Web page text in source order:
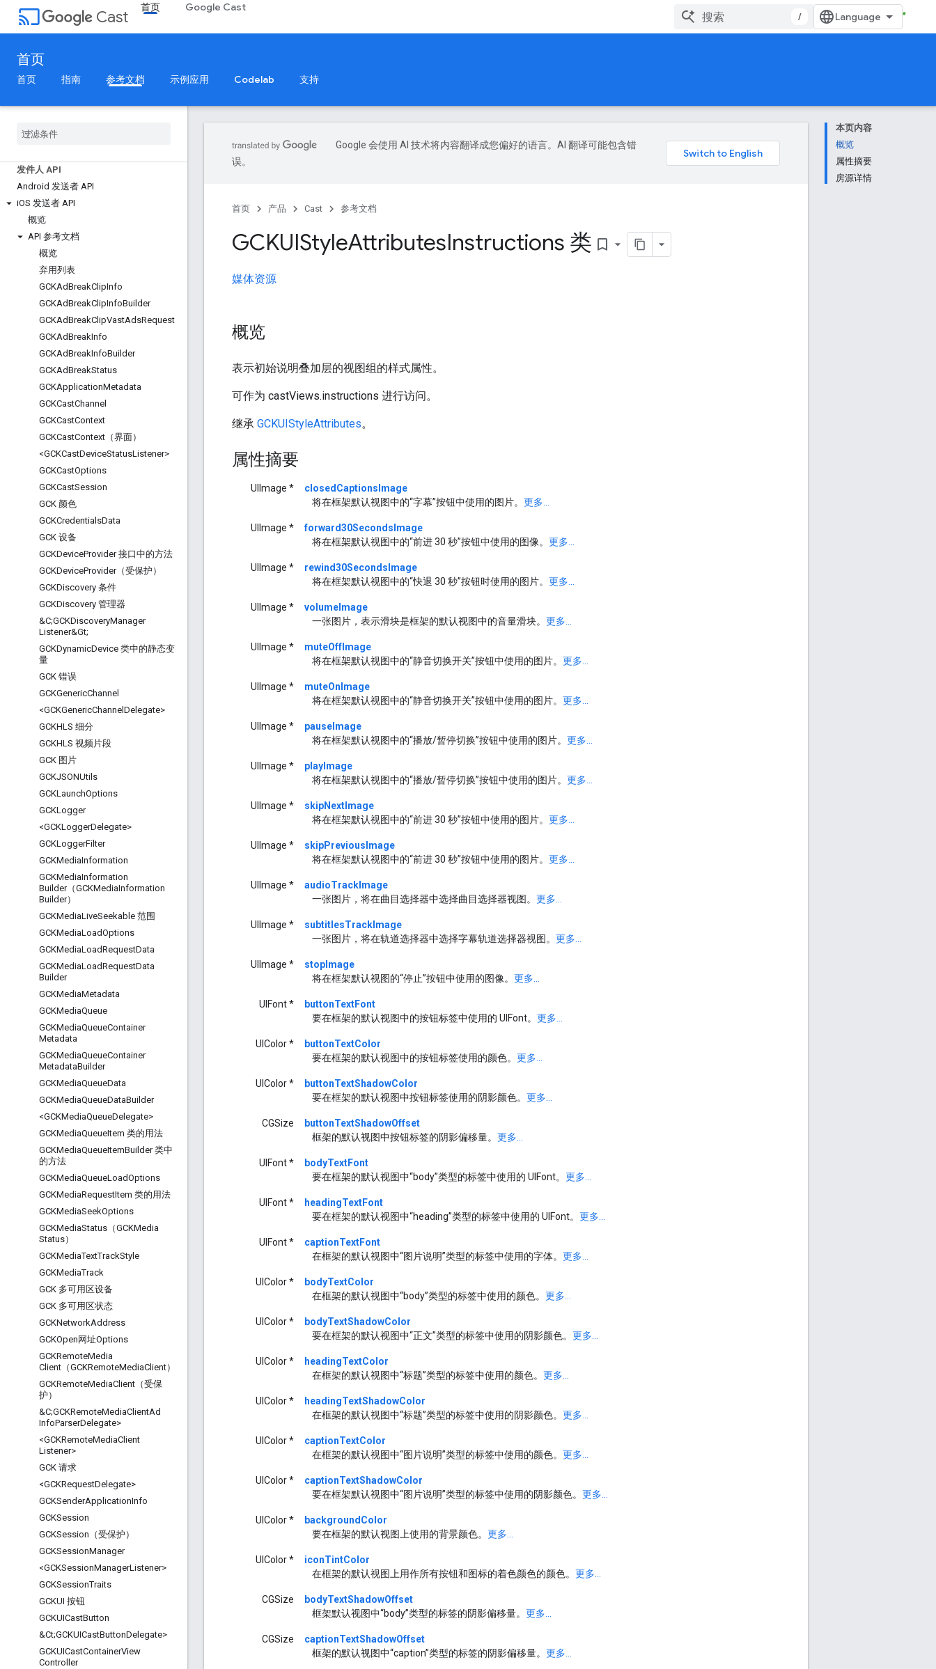
cast Cast
首页 Google Cast
/
首页
首页 指南 参考文档 示例应用 Codelab 支持
Cast 参考文档
Web 接收器 SDK 预览网址
发件人 API
Android 发送者 API
iOS 发送者 API
概览
API 参考文档
概览
弃用列表
GCKAdBreakClipInfo
GCKAdBreakClipInfoBuilder
GCKAdBreakClipVastAdsRequest
GCKAdBreakInfo
GCKAdBreakInfoBuilder
GCKAdBreakStatus
GCKApplicationMetadata
GCKCastChannel
GCKCastContext
GCKCastContext（界面）
<GCKCastDeviceStatusListener>
GCKCastOptions
GCKCastSession
GCK 颜色
GCKCredentialsData
GCK 设备
GCKDeviceProvider 接口中的方法
GCKDeviceProvider（受保护）
GCKDiscovery 条件
GCKDiscovery 管理器
&C;GCKDiscoveryManager
Listener&Gt;
GCKDynamicDevice 类中的静态变
量
GCK 错误
GCKGenericChannel
<GCKGenericChannel Delegate>
GCKHLS 细分
GCKHLS 视频片段
GCK 图片
GCKJSONUtils
GCKLaunchOptions
GCKLogger
<GCKLoggerDelegate>
GCKLoggerFilter
GCKMediaInformation
GCKMediaInformation
Builder（GCKMediaInformation
Builder）
GCKMediaLiveSeekable 范围
GCKMediaLoadOptions
GCKMediaLoadRequestData
GCKMediaLoadRequestData
Builder
GCKMediaMetadata
GCKMediaQueue
GCKMediaQueueContainer
Metadata
GCKMediaQueueContainer
MetadataBuilder
GCKMediaQueueData
GCKMediaQueueDataBuilder
<GCKMediaQueueDelegate>
GCKMediaQueueItem 类的用法
GCKMediaQueueItemBuilder 类中
的方法
GCKMediaQueueLoadOptions
GCKMediaRequestItem 类的用法
GCKMediaSeekOptions
GCKMediaStatus（GCKMedia
Status）
GCKMediaTextTrackStyle
GCKMediaTrack
GCK 多可用区设备
GCK 多可用区状态
GCKNetworkAddress
GCKOpen网址Options
GCKRemoteMedia
Client（GCKRemoteMediaClient）
GCKRemoteMediaClient（受保
护）
&C;GCKRemoteMediaClientAd
InfoParserDelegate>
<GCKRemoteMediaClient
Listener>
GCK 请求
<GCKRequestDelegate>
GCKSenderApplicationInfo
GCKSession
GCKSession（受保护）
GCKSessionManager
<GCKSessionManagerListener>
GCKSessionTraits
GCKUI 按钮
GCKUICastButton
&Ct;GCKUICastButtonDelegate>
GCKUICastContainerView
Controller
本页内容
概览
属性摘要
房源详情
Google 会使用 AI 技术将内容翻译成您偏好的语言。AI 翻译可能包含错
误。
首页 产品 Cast 参考文档
GCKUIStyleAttributesInstructions 类 bookmark_border
媒体资源
概览
表示初始说明叠加层的视图组的样式属性。
可作为 castViews.instructions 进行访问。
继承 GCKUIStyleAttributes。
属性摘要
UIImage *
closedCaptionsImage
将在框架默认视图中的“字幕”按钮中使用的图片。 更多...
UIImage *
forward30SecondsImage
将在框架默认视图中的“前进 30 秒”按钮中使用的图像。 更多...
UIImage *
rewind30SecondsImage
将在框架默认视图中的“快退 30 秒”按钮时使用的图片。 更多...
UIImage *
volumeImage
一张图片，表示滑块是框架的默认视图中的音量滑块。 更多...
UIImage *
muteOffImage
将在框架默认视图中的“静音切换开关”按钮中使用的图片。 更多...
UIImage *
muteOnImage
将在框架默认视图中的“静音切换开关”按钮中使用的图片。 更多...
UIImage *
pauseImage
将在框架默认视图中的“播放/暂停切换”按钮中使用的图片。 更多...
UIImage *
playImage
将在框架默认视图中的“播放/暂停切换”按钮中使用的图片。 更多...
UIImage *
skipNextImage
将在框架默认视图中的“前进 30 秒”按钮中使用的图片。 更多...
UIImage *
skipPreviousImage
将在框架默认视图中的“前进 30 秒”按钮中使用的图片。 更多...
UIImage *
audioTrackImage
一张图片，将在曲目选择器中选择曲目选择器视图。 更多...
UIImage *
subtitlesTrackImage
一张图片，将在轨道选择器中选择字幕轨道选择器视图。 更多...
UIImage *
stopImage
将在框架默认视图的“停止”按钮中使用的图像。 更多...
UIFont *
buttonTextFont
要在框架的默认视图中的按钮标签中使用的 UIFont。 更多...
UIColor *
buttonTextColor
要在框架的默认视图中的按钮标签使用的颜色。 更多...
UIColor *
buttonTextShadowColor
要在框架的默认视图中按钮标签使用的阴影颜色。 更多...
CGSize
buttonTextShadowOffset
框架的默认视图中按钮标签的阴影偏移量。 更多...
UIFont *
bodyTextFont
要在框架的默认视图中“body”类型的标签中使用的 UIFont。 更多...
UIFont *
headingTextFont
要在框架的默认视图中“heading”类型的标签中使用的 UIFont。 更多...
UIFont *
captionTextFont
在框架的默认视图中“图片说明”类型的标签中使用的字体。 更多...
UIColor *
bodyTextColor
在框架的默认视图中“body”类型的标签中使用的颜色。 更多...
UIColor *
bodyTextShadowColor
要在框架的默认视图中“正文”类型的标签中使用的阴影颜色。 更多...
UIColor *
headingTextColor
在框架的默认视图中“标题”类型的标签中使用的颜色。 更多...
UIColor *
headingTextShadowColor
在框架的默认视图中“标题”类型的标签中使用的阴影颜色。 更多...
UIColor *
captionTextColor
在框架的默认视图中“图片说明”类型的标签中使用的颜色。 更多...
UIColor *
captionTextShadowColor
要在框架默认视图中“图片说明”类型的标签中使用的阴影颜色。 更多...
UIColor *
backgroundColor
要在框架的默认视图上使用的背景颜色。 更多...
UIColor *
iconTintColor
在框架的默认视图上用作所有按钮和图标的着色颜色的颜色。 更多...
CGSize
bodyTextShadowOffset
框架默认视图中“body”类型的标签的阴影偏移量。 更多...
CGSize
captionTextShadowOffset
框架的默认视图中“caption”类型的标签的阴影偏移量。 更多...